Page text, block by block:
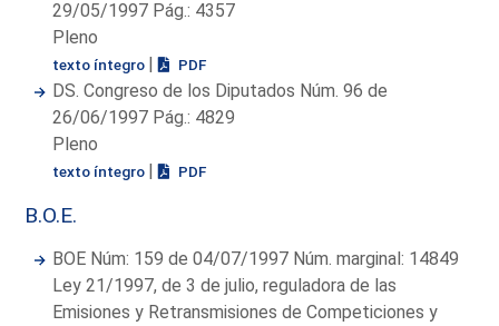
29/05/1997 Pág.: 4357
Pleno
texto íntegro | PDF
DS. Congreso de los Diputados Núm. 96 de
26/06/1997 Pág.: 4829
Pleno
texto íntegro | PDF
B.O.E.
BOE Núm: 159 de 04/07/1997 Núm. marginal: 14849
Ley 21/1997, de 3 de julio, reguladora de las
Emisiones y Retransmisiones de Competiciones y